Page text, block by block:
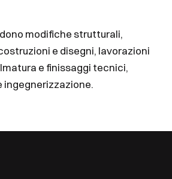
modifiche strutturali,
e disegni, lavorazioni
e finissaggi tecnici,
ingegnerizzazione.